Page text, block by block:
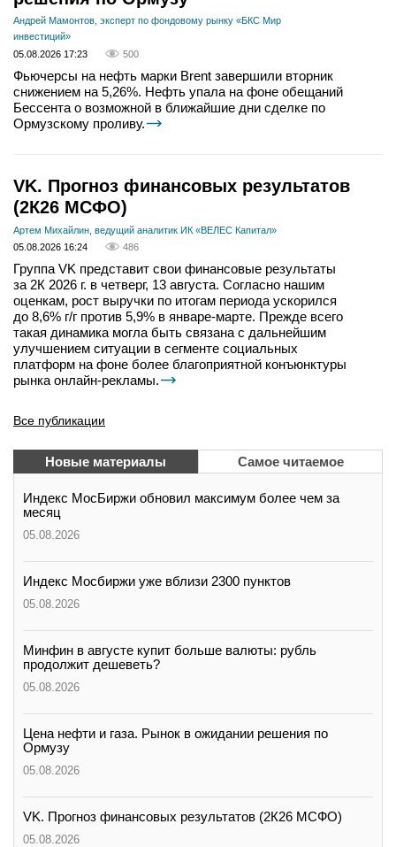
Андрей Мамонтов, эксперт по фондовому рынку «БКС Мир
инвестиций»
05.08.2026 17:23
500
Фьючерсы на нефть марки Brent завершили вторник
снижением на 5,26%. Нефть упала на фоне обещаний
Бессента о возможной в ближайшие дни сделке по
Ормузскому проливу.
VK. Прогноз финансовых результатов
(2К26 МСФО)
Артем Михайлин, ведущий аналитик ИК «ВЕЛЕС Капитал»
05.08.2026 16:24
486
Группа VK представит свои финансовые результаты
за 2К 2026 г. в четверг, 13 августа. Согласно нашим
оценкам, рост выручки по итогам периода ускорился
до 8,6% г/г против 5,9% в январе-марте. Прежде всего
такая динамика могла быть связана с дальнейшим
улучшением ситуации в сегменте социальных
платформ на фоне более благоприятной конъюнктуры
рынка онлайн-рекламы.
Все публикации
Новые материалы Самое читаемое
Индекс МосБиржи обновил максимум более чем за
месяц
05.08.2026
Индекс Мосбиржи уже вблизи 2300 пунктов
05.08.2026
Минфин в августе купит больше валюты: рубль
продолжит дешеветь?
05.08.2026
Цена нефти и газа. Рынок в ожидании решения по
Ормузу
05.08.2026
VK. Прогноз финансовых результатов (2К26 МСФО)
05.08.2026